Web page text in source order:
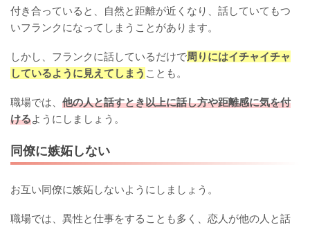
付き合っていると、自然と距離が近くなり、話していてもつ
いフランクになってしまうことがあります。
しかし、フランクに話しているだけで周りにはイチャイチャ
しているように見えてしまう ことも。
職場では、 他の人と話すとき以上に話し方や距離感に気を付
けるようにしましょう。
同僚に嫉妬しない
お互い同僚に嫉妬しないようにしましょう。
職場では、異性と仕事をすることも多く、恋人が他の人と話